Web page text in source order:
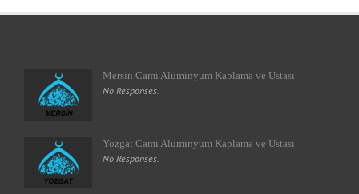
Mersin Cami Alüminyum Kaplama ve Ustası
No Responses.
Yozgat Cami Alüminyum Kaplama ve Ustası
No Responses.